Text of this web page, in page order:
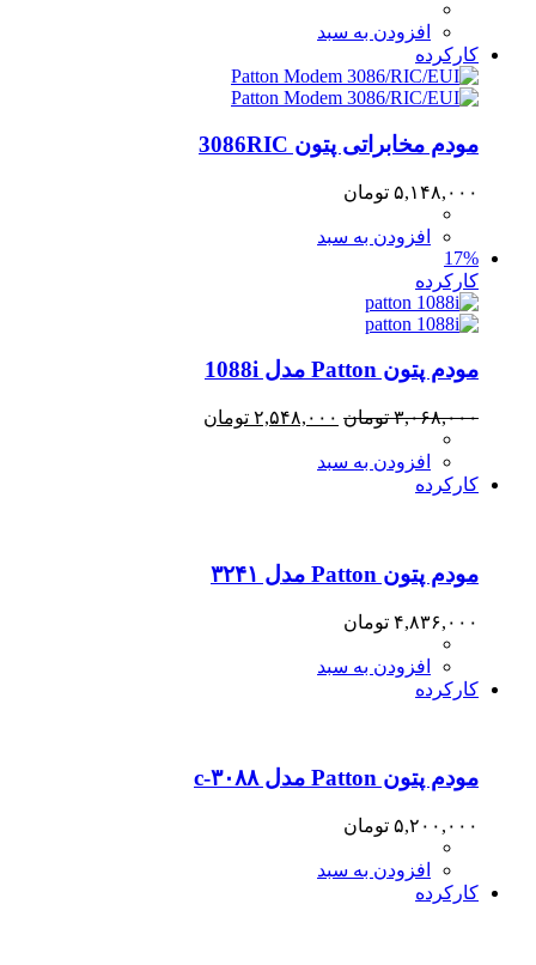
افزودن به سبد
کارکرده
مودم مخابراتی پتون 3086RIC
۵,۱۴۸,۰۰۰ تومان
افزودن به سبد
17%
کارکرده
مودم پتون Patton مدل 1088i
۳,۰۶۸,۰۰۰ تومان قیمت
۲,۵۴۸,۰۰۰ تومان
افزودن به سبد
کارکرده
مودم پتون Patton مدل ۳۲۴۱
۴,۸۳۶,۰۰۰ تومان
افزودن به سبد
کارکرده
مودم پتون Patton مدل ۳۰۸۸-c
۵,۲۰۰,۰۰۰ تومان
افزودن به سبد
کارکرده